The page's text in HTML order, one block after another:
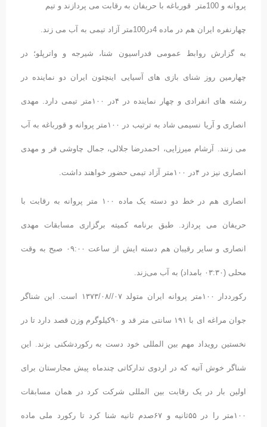
پروانه و 100متر قورباغه با حریفان به رقابت می پردازند و تیم
چهارنفره ایران هم در ماده 4در100متر آزاد تیمی به آب می زند.
به گزارش روابط عمومی فدراسیون شنا، شیرجه و واترپلو؛ در
چهارمین روز شنای بازی های آسیایی اینچئون ایران دو نماینده در
رشته های انفرادی و چهار نماینده در ۴در ۱۰۰متر تیمی دارد. مهدی
انصاری و آریا نسیمی شاد به ترتیب در ۱۰۰متر پروانه و قورباغه به آب
می زنند. آرشام میرزایی، احمدرضا جلالی، جمال چاوشی فر و مهدی
انصاری نیز در ۴در ۱۰۰متر آزاد تیمی حضور خواهند داشت.
انصاری هم در خط دو دسته یک ماده ۱۰۰ متر پروانه به رقابت با
حریفان می پردازد. طبق برنامه کمیته برگزاری مسابقات مهدی
انصاری و سایر رقیبان هم دسته ایش از ساعت ۰۹:۰۰ صبح به وقت
محلی (۰۳:۳۰ بامداد) به آب می‌زند.
رکورددار ۱۰۰متر پروانه ایران متولد ۰۷//۱۳۷۳/۰۸ است. این شناگر
جوان مراغه ای با ۱۹۱ سانتی متر قد و ۹۰کیلوگرم وزن قصد دارد تا در
نخستین رویداد مهم بین المللی خود دست به رکوردشکنی بزند. این
شناگر خوش آتیه که در اردوی تدارکاتی چندماه پیش مجارستان برای
اولین بار در یک رقابت بین المللی شرکت کرد در همان مسابقات
۱۰۰متر را در ۵۵ثانیه و ۶۷صدم ثانیه شنا کرد تا رکورد ملی ماده